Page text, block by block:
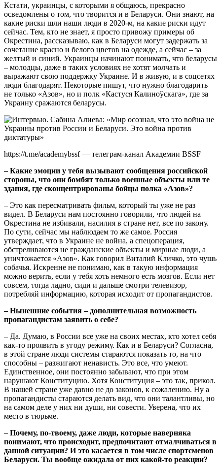
Кстати, украинцы, с которыми я общаюсь, прекрасно
осведомлены о том, что творится и в Беларуси. Они знают, на
какие риски шли наши люди в 2020-м, на какие риски идут
сейчас. Тем, кто не знает, я просто привожу примеры об
Окрестина, рассказываю, как в Беларуси могут задержать за
сочетание красно и белого цветов на одежде, а сейчас – за
желтый и синий. Украинцы начинают понимать, что беларусы
– молодцы, даже в таких условиях не хотят молчать и
выражают свою поддержку Украине. И в живую, и в соцсетях
люди благодарят. Некоторые пишут, что нужно благодарить
не только «Азов», но и полк «Кастуся Калиноўскага», где за
Украину сражаются беларусы.
https://t.me/academybssf — телеграм-канал Академии BSSF
– Какие эмоции у тебя вызывают сообщения российской
стороны, что они бомбят только военные объекты или те
здания, где сконцентрированы бойцы полка «Азов»?
– Это как пересматривать фильм, который ты уже не раз
видел. В Беларуси нам постоянно говорили, что людей на
Окрестина не избивали, насилия в стране нет, все по закону.
По сути, сейчас мы наблюдаем то же самое. Россия
утверждает, что в Украине не война, а спецоперация,
обстреливаются не гражданские объекты и мирные люди, а
уничтожается «Азов». Как говорил Виталий Кличко, это чушь
собачья. Искренне не понимаю, как в такую информация
можно верить, если у тебя хоть немного есть мозгов. Если нет
совсем, тогда ладно, сиди и дальше смотри телевизор,
потребляй информацию, которая исходит от пропагандистов.
– Нынешние события – дополнительная возможность
пропагандистам заявить о себе?
– Да. Думаю, в России все уже на своих местах, кто хотел себя
как-то проявить в угоду режиму. Как и в Беларуси? Согласна,
в этой стране люди системы стараются показать то, на что
способны – разжигают ненависть. Это все, что умеют.
Единственное, они постоянно забывают, что при этом
нарушают Конституцию. Хотя Конституция – это так, прикол.
В нашей стране уже давно не до законов, к сожалению. Ну а
пропагандисты стараются делать вид, что они талантливы, но
на самом деле у них ни души, ни совести. Уверена, что их
место в тюрьме.
– Почему, по-твоему, даже люди, которые наверняка
понимают, что происходит, предпочитают отмалчиваться в
данной ситуации? И это касается в том числе спортсменов
Беларуси. Ты вообще ожидала от них какой-то реакции?